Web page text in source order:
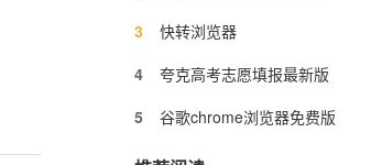
3 快转浏览器
4 夸克高考志愿填报最新版
5 谷歌chrome浏览器免费版